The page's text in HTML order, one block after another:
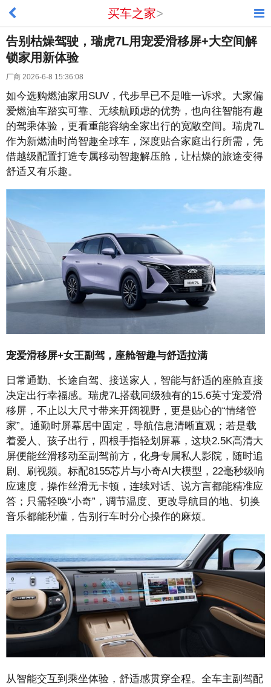
买车之家>
告别枯燥驾驶，瑞虎7L用宠爱滑移屏+大空间解
锁家用新体验
厂商 2026-6-8 15:36:08
如今选购燃油家用SUV，代步早已不是唯一诉求。大家偏
爱燃油车踏实可靠、无续航顾虑的优势，也向往智能有趣
的驾乘体验，更看重能容纳全家出行的宽敞空间。瑞虎7L
作为新燃油时尚智趣全球车，深度贴合家庭出行所需，凭
借越级配置打造专属移动智趣解压舱，让枯燥的旅途变得
舒适又有乐趣。
宠爱滑移屏+女王副驾，座舱智趣与舒适拉满
日常通勤、长途自驾、接送家人，智能与舒适的座舱直接
决定出行幸福感。瑞虎7L搭载同级独有的15.6英寸宠爱滑
移屏，不止以大尺寸带来开阔视野，更是贴心的“情绪管
家”。通勤时屏幕居中固定，导航信息清晰直观；若是载
着爱人、孩子出行，四根手指轻划屏幕，这块2.5K高清大
屏便能丝滑移动至副驾前方，化身专属私人影院，随时追
剧、刷视频。标配8155芯片与小奇AI大模型，22毫秒级响
应速度，操作丝滑无卡顿，连续对话、说方言都能精准应
答；只需轻唤“小奇”，调节温度、更改导航目的地、切换
音乐都能秒懂，告别行车时分心操作的麻烦。
从智能交互到乘坐体验，舒适感贯穿全程。全车主副驾配